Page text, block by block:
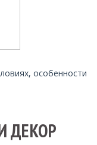
особенности
ДЕКОР